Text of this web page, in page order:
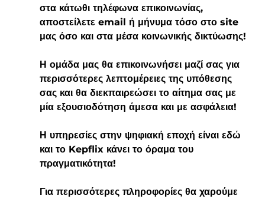
στα κάτωθι τηλέφωνα επικοινωνίας,
αποστείλετε email ή μήνυμα τόσο στο site
μας όσο και στα μέσα κοινωνικής δικτύωσης!
Η ομάδα μας θα επικοινωνήσει μαζί σας για
περισσότερες λεπτομέρειες της υπόθεσης
σας και θα διεκπαιρεώσει το αίτημα σας με
μία εξουσιοδότηση άμεσα και με ασφάλεια!
Η υπηρεσίες στην ψηφιακή εποχή είναι εδώ
και το Kepflix κάνει το όραμα του
πραγματικότητα!
Για περισσότερες πληροφορίες θα χαρούμε